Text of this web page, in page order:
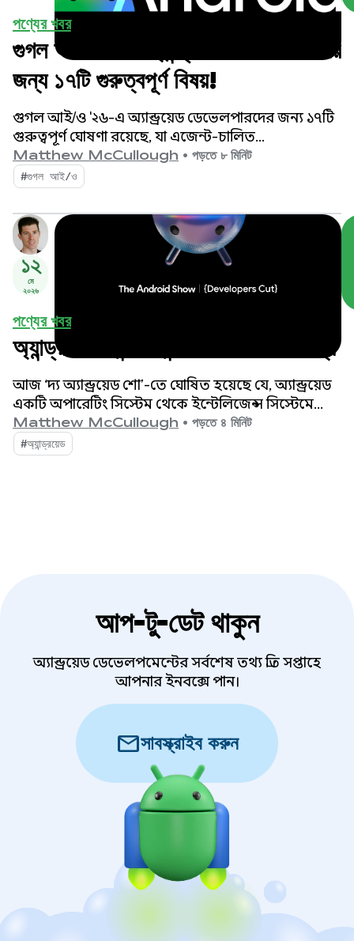
পণ্যের খবর
গুগল আই/ও-তে অ্যান্ড্রয়েড ডেভেলপারদের
জন্য ১৭টি গুরুত্বপূর্ণ বিষয়!
গুগল আই/ও '২৬-এ অ্যান্ড্রয়েড ডেভেলপারদের জন্য ১৭টি
গুরুত্বপূর্ণ ঘোষণা রয়েছে, যা এজেন্ট-চালিত
উৎপাদনশীলতা, আমাদের ইউআই স্ট্যান্ডার্ড হিসেবে
‘কম্পোজ ফার্স্ট’, এবং সম্প্রসারিত ইকোসিস্টেমের জন্য উচ্চ-
পারফরম্যান্স মিডিয়া ও অ্যাডাপ্টিভ ডেভেলপমেন্টের উপর
আলোকপাত করে।
Matthew McCullough • পড়তে ৮ মিনিট
#গুগল আই/ও
১২
মে
২০২৬
পণ্যের খবর
অ্যান্ড্রয়েডে ইন্টেলিজেন্স সিস্টেম তৈরির জন্য
আজ ‘দ্য অ্যান্ড্রয়েড শো’-তে ঘোষিত হয়েছে যে, অ্যান্ড্রয়েড
একটি অপারেটিং সিস্টেম থেকে ইন্টেলিজেন্স সিস্টেমে
রূপান্তরিত হচ্ছে, যা আপনার অ্যাপগুলোর সাথে সম্পৃক্ততার
আরও সুযোগ তৈরি করবে।
Matthew McCullough • পড়তে ৪ মিনিট
#অ্যান্ড্রয়েড
আপ-টু-ডেট থাকুন
অ্যান্ড্রয়েড ডেভেলপমেন্টের সর্বশেষ তথ্য প্রতি সপ্তাহে
আপনার ইনবক্সে পান।
mailসাবস্ক্রাইব করুন